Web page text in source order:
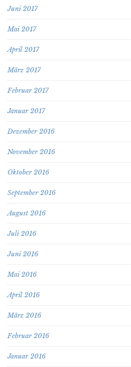
Juni 2017
Mai 2017
April 2017
März 2017
Februar 2017
Januar 2017
Dezember 2016
November 2016
Oktober 2016
September 2016
August 2016
Juli 2016
Juni 2016
Mai 2016
April 2016
März 2016
Februar 2016
Januar 2016